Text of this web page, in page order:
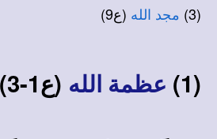
(3)
مجد الله (ع9)
(1) عظمة الله (ع1-3):